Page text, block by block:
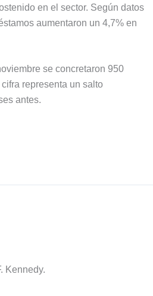
en el sector. Según datos
aumentaron un 4,7% en
se concretaron 950
representa un salto
antes.
Kennedy.